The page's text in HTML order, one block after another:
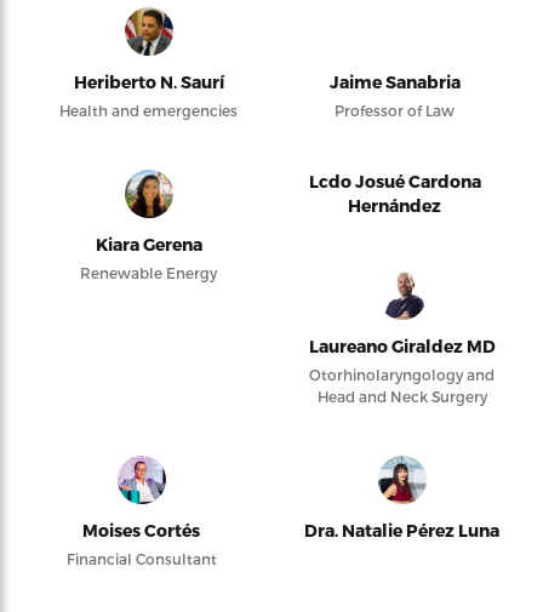
Heriberto N. Saurí
Health and emergencies
Jaime Sanabria
Professor of Law
Kiara Gerena
Renewable Energy
Lcdo Josué Cardona
Hernández
Laureano Giraldez MD
Otorhinolaryngology and
Head and Neck Surgery
Moises Cortés
Financial Consultant
Dra. Natalie Pérez Luna